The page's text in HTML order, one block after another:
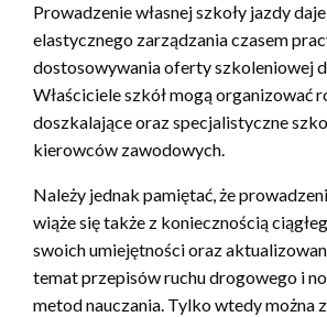
Prowadzenie własnej szkoły jazdy
elastycznego zarządzania czasem
dostosowywania oferty szkoleniowej
Właściciele szkół mogą organizować
doszkalające oraz specjalistyczne
kierowców zawodowych.
Należy jednak pamiętać, że
wiąże się także z koniecznością
swoich umiejętności oraz
temat przepisów ruchu drogowego i
metod nauczania. Tylko wtedy można